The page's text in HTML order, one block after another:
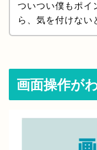
ついつい僕もポイ
ら、気を付けない
画面操作が